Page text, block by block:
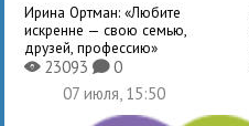
Ирина Ортман: «Любите
искренне — свою семью,
друзей, профессию»
X23093K0
07 июля, 15:50